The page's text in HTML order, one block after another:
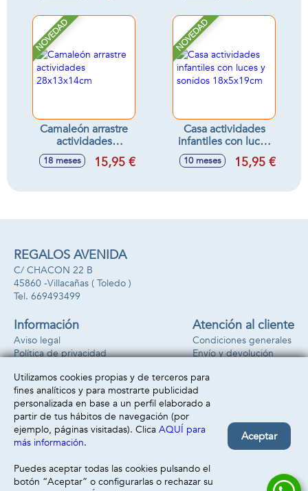
NOVEDAD
Camaleón arrastre
actividades
28x13x14cm
18 meses 15,95 €
NOVEDAD
Casa actividades
infantiles con luces
y sonidos
18x5x19cm
10 meses 15,95 €
REGALOS AVENIDA
C/ CHACON 22 B
45860 -Villacañas ( Toledo )
669493499
Información
Aviso legal
Política de privacidad
Atención al cliente
Condiciones generales
Envío y devolución
Formas de pago
Utilizamos cookies propias y de terceros para
fines analíticos y para mostrarte publicidad
personalizada en base a un perfil elaborado a
partir de tus hábitos de navegación (por
ejemplo, páginas visitadas). Clica AQUÍ para
más información.
Puedes aceptar todas las cookies pulsando el
botón “Aceptar” o configurarlas o rechazar su
Aceptar